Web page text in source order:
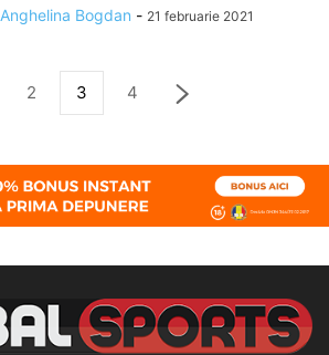
Anghelina Bogdan - 21 februarie 2021
2 3 4